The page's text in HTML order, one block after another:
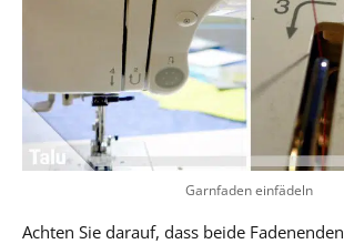
Garnfaden einfädeln
Achten Sie darauf, dass beide